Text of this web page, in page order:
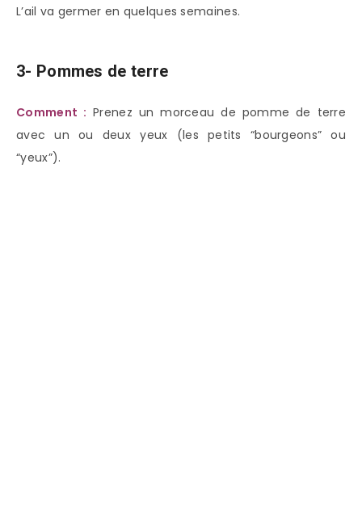
L’ail va germer en quelques semaines.
3- Pommes de terre
Comment : Prenez un morceau de pomme de terre
avec un ou deux yeux (les petits “bourgeons” ou
“yeux”).